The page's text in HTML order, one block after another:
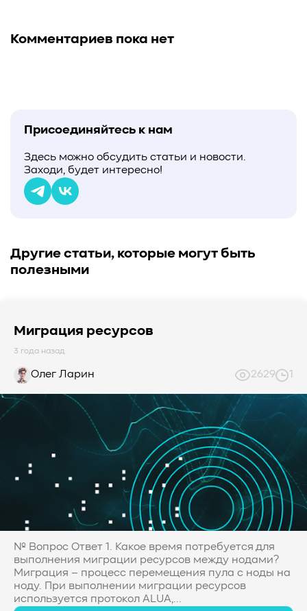
#NAS
#DM-SMR #HM-SMR
Комментариев пока нет
Присоединяйтесь к нам
Здесь можно обсудить статьи и новости.
Заходи, будет интересно!
Другие статьи, которые могут быть
полезными
Миграция ресурсов
3 года назад
Олег Ларин 2629 1
№ Вопрос Ответ 1. Какое время потребуется для
выполнения миграции ресурсов между нодами?
Миграция – процесс перемещения пула с ноды на
ноду. При выполнении миграции ресурсов
используется протокол ALUA,...